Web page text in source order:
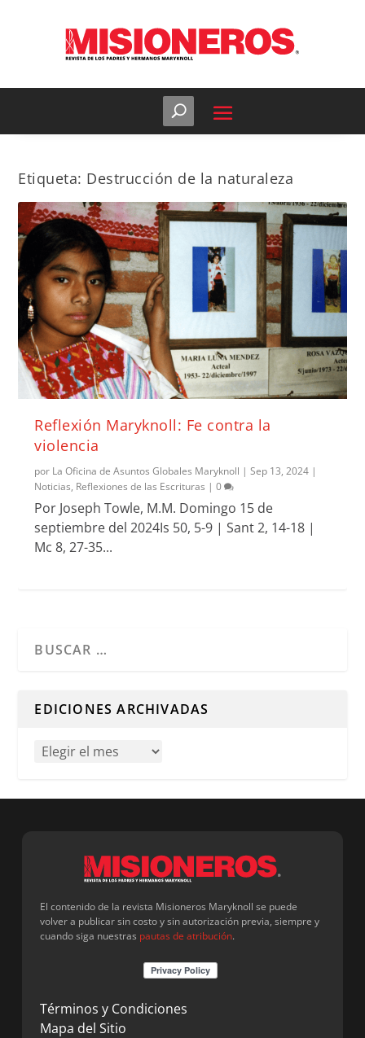
Etiqueta: Destrucción de la naturaleza
Reflexión Maryknoll: Fe contra la
violencia
por La Oficina de Asuntos Globales Maryknoll |Sep 13, 2024 |
Noticias, Reflexiones de las Escrituras |0
Por Joseph Towle, M.M. Domingo 15 de
septiembre del 2024Is 50, 5-9 | Sant 2, 14-18 |
Mc 8, 27-35...
EDICIONES ARCHIVADAS
El contenido de la revista Misioneros Maryknoll se puede
volver a publicar sin costo y sin autorización previa, siempre y
cuando siga nuestras pautas de atribución.
Términos y Condiciones
Mapa del Sitio